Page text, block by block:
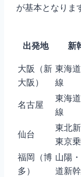
が基本となりま
出発地 新
大阪（新
大阪）
東海
線
名古屋
東海
線
仙台
東北
東京
福岡（博
多）
山陽
道新